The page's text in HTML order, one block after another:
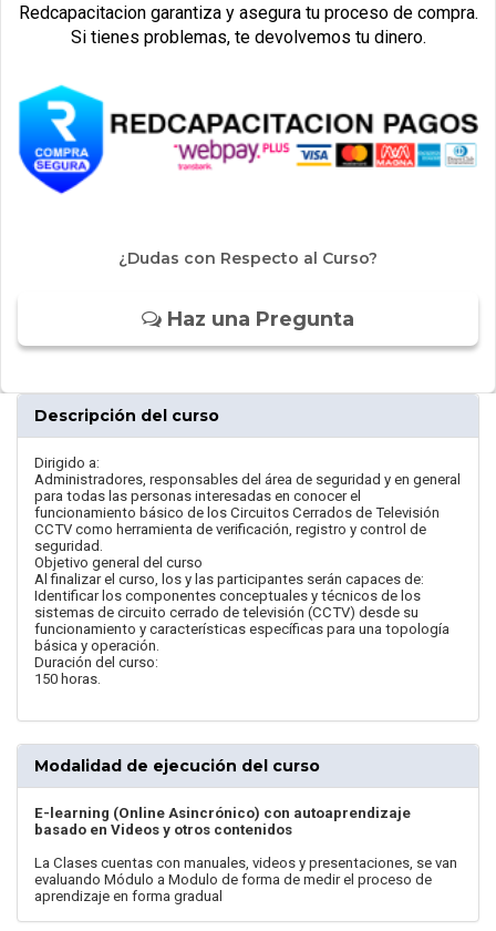
Redcapacitacion garantiza y asegura tu proceso de compra.
Si tienes problemas, te devolvemos tu dinero.
¿Dudas con Respecto al Curso?
Haz una Pregunta
Descripción del curso
Dirigido a:
Administradores, responsables del área de seguridad y en general
para todas las personas interesadas en conocer el
funcionamiento básico de los Circuitos Cerrados de Televisión
CCTV como herramienta de verificación, registro y control de
seguridad.
Objetivo general del curso
Al finalizar el curso, los y las participantes serán capaces de:
Identificar los componentes conceptuales y técnicos de los
sistemas de circuito cerrado de televisión (CCTV) desde su
funcionamiento y características específicas para una topología
básica y operación.
Duración del curso:
150 horas.
Modalidad de ejecución del curso
E-learning (Online Asincrónico) con autoaprendizaje
basado en Videos y otros contenidos
La Clases cuentas con manuales, videos y presentaciones, se van
evaluando Módulo a Modulo de forma de medir el proceso de
aprendizaje en forma gradual